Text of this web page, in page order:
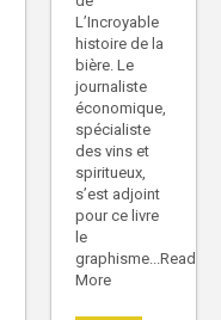
L’Incroyable
histoire de la
bière. Le
journaliste
économique,
spécialiste
des vins et
spiritueux,
s’est adjoint
pour ce livre
le
graphisme...Read
More